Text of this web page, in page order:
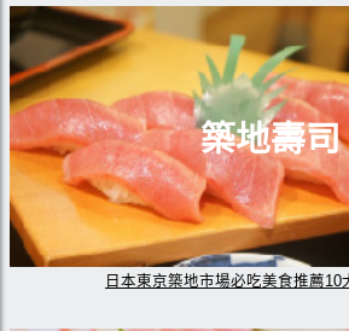
築地壽司
日本東京築地市場必吃美食推薦10